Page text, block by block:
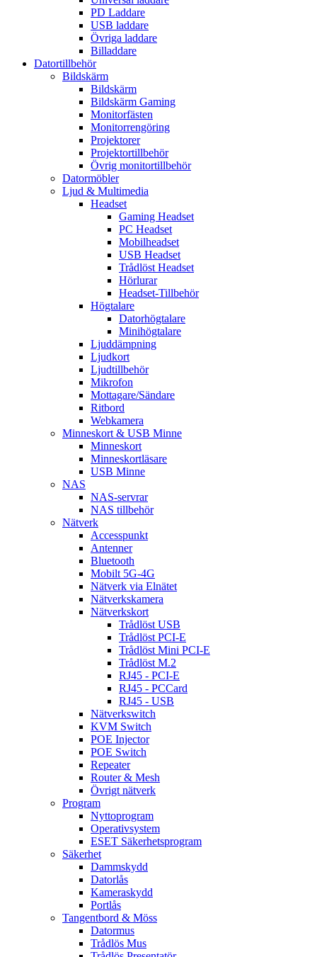
PD Laddare
USB laddare
Övriga laddare
Billaddare
Datortillbehör
Bildskärm
Bildskärm
Bildskärm Gaming
Monitorfästen
Monitorrengöring
Projektorer
Projektortillbehör
Övrig monitortillbehör
Datormöbler
Ljud & Multimedia
Headset
Gaming Headset
PC Headset
Mobilheadset
USB Headset
Trådlöst Headset
Hörlurar
Headset-Tillbehör
Högtalare
Datorhögtalare
Minihögtalare
Ljuddämpning
Ljudkort
Ljudtillbehör
Mikrofon
Mottagare/Sändare
Ritbord
Webkamera
Minneskort & USB Minne
Minneskort
Minneskortläsare
USB Minne
NAS
NAS-servrar
NAS tillbehör
Nätverk
Accesspunkt
Antenner
Bluetooth
Mobilt 5G-4G
Nätverk via Elnätet
Nätverkskamera
Nätverkskort
Trådlöst USB
Trådlöst PCI-E
Trådlöst Mini PCI-E
Trådlöst M.2
RJ45 - PCI-E
RJ45 - PCCard
RJ45 - USB
Nätverkswitch
KVM Switch
POE Injector
POE Switch
Repeater
Router & Mesh
Övrigt nätverk
Program
Nyttoprogram
Operativsystem
ESET Säkerhetsprogram
Säkerhet
Dammskydd
Datorlås
Kameraskydd
Portlås
Tangentbord & Möss
Datormus
Trådlös Mus